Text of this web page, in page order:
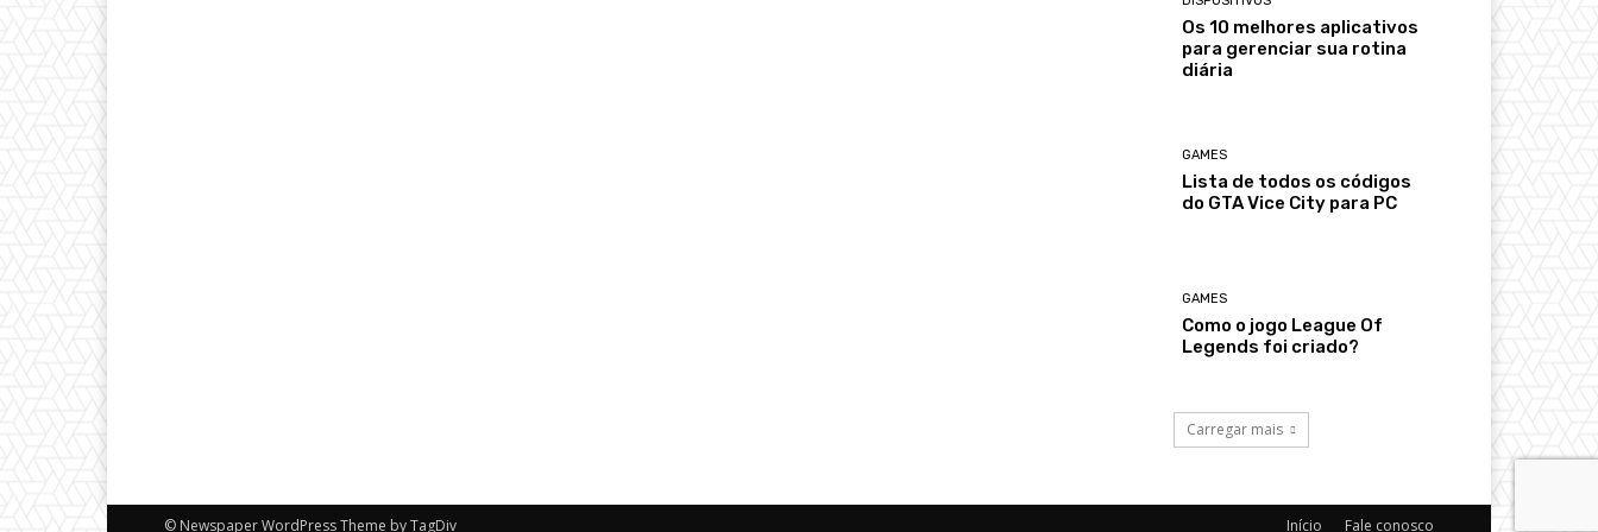
Os 10 melhores aplicativos
para gerenciar sua rotina
diária
GAMES
Lista de todos os códigos
do GTA Vice City para PC
GAMES
Como o jogo League Of
Legends foi criado?
Carregar mais
Início Fale conosco
© Newspaper WordPress Theme by TagDiv